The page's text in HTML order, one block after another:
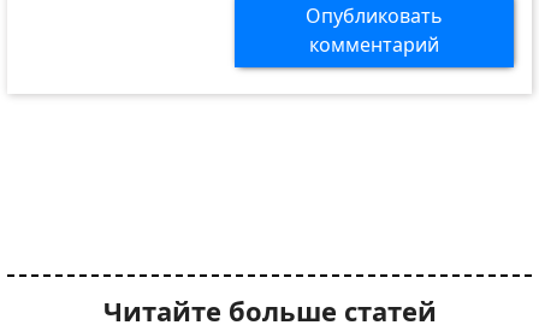
Опубликовать
комментарий
Читайте больше статей